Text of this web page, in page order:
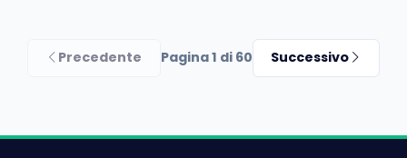
Precedente Pagina 1 di 60 Successivo